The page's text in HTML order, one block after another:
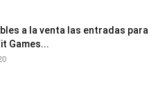
a la venta las entradas para
Games...